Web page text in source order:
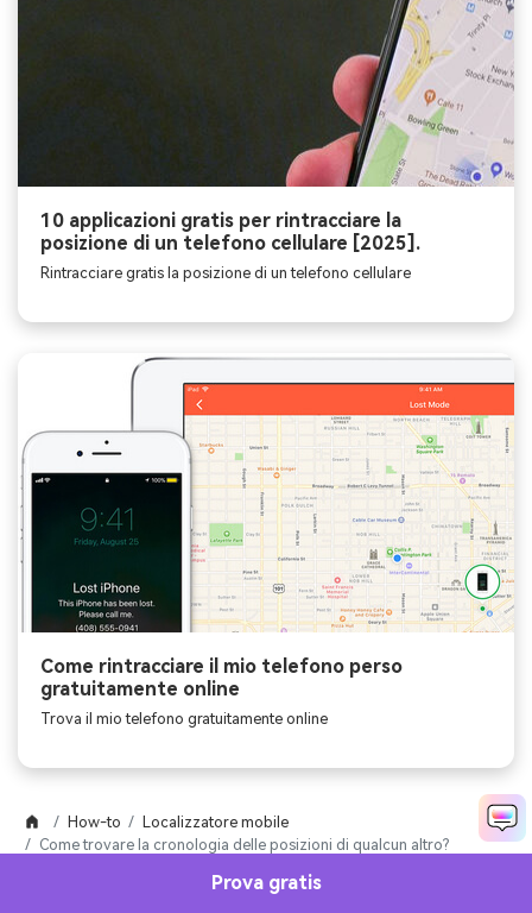
Prova gratis
10 applicazioni gratis per rintracciare la
posizione di un telefono cellulare [2025].
Rintracciare gratis la posizione di un telefono cellulare
Come rintracciare il mio telefono perso
gratuitamente online
Trova il mio telefono gratuitamente online
How-to
Localizzatore mobile
Come trovare la cronologia delle posizioni di qualcun altro?